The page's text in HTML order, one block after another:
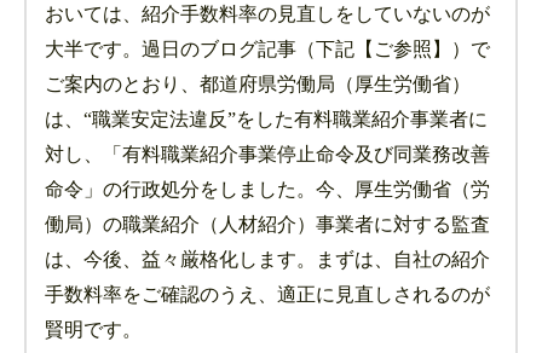
おいては、紹介手数料率の見直しをしていないのが
大半です。過日のブログ記事（下記【ご参照】）で
ご案内のとおり、都道府県労働局（厚生労働省）
は、“職業安定法違反”をした有料職業紹介事業者に
対し、「有料職業紹介事業停止命令及び同業務改善
命令」の行政処分をしました。今、厚生労働省（労
働局）の職業紹介（人材紹介）事業者に対する監査
は、今後、益々厳格化します。まずは、自社の紹介
手数料率をご確認のうえ、適正に見直しされるのが
賢明です。